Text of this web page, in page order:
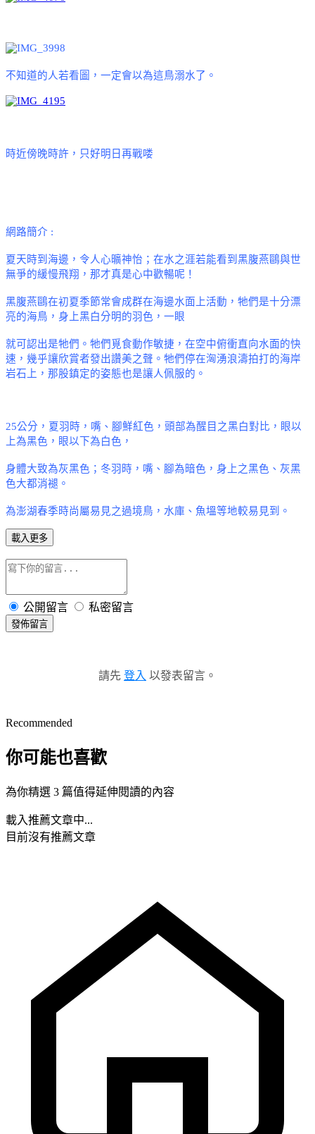
不知道的人若看圖，一定會以為這鳥溺水了。
時近傍晚時許，只好明日再戰喽
網路簡介 :
夏天時到海邊，令人心曠神怡；在水之涯若能看到黑腹燕鷗與世
無爭的緩慢飛翔，那才真是心中歡暢呢！
黑腹燕鷗在初夏季節常會成群在海邊水面上活動，牠們是十分漂
亮的海鳥，身上黑白分明的羽色，一眼
就可認出是牠們。牠們覓食動作敏捷，在空中俯衝直向水面的快
速，幾乎讓欣賞者發出讚美之聲。牠們停在洶湧浪濤拍打的海岸
岩石上，那股鎮定的姿態也是讓人佩服的。
25公分，夏羽時，嘴、腳鮮紅色，頭部為醒目之黑白對比，眼以
上為黑色，眼以下為白色，
身體大致為灰黑色；冬羽時，嘴、腳為暗色，身上之黑色、灰黑
色大都消褪。
為澎湖春季時尚屬易見之過境鳥，水庫、魚塭等地較易見到。
載入更多
公開留言 私密留言
發佈留言
請先 登入 以發表留言。
Recommended
你可能也喜歡
為你精選 3 篇值得延伸閱讀的內容
載入推薦文章中...
目前沒有推薦文章